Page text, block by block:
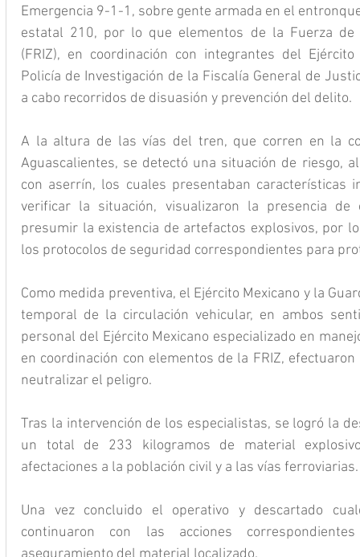
Emergencia 9-1-1, sobre gente armada en el
estatal 210, por lo que elementos de la Fuerza de
(FRIZ), en coordinación con integrantes del
Policía de Investigación de la Fiscalía General de
a cabo recorridos de disuasión y prevención del delito.
A la altura de las vías del tren, que corren en la
Aguascalientes, se detectó una situación de riesgo,
con aserrín, los cuales presentaban características
verificar la situación, visualizaron la presencia
presumir la existencia de artefactos explosivos, por
los protocolos de seguridad correspondientes para
Como medida preventiva, el Ejército Mexicano y la
temporal de la circulación vehicular, en ambos
personal del Ejército Mexicano especializado en
en coordinación con elementos de la FRIZ,
neutralizar el peligro.
Tras la intervención de los especialistas, se logró la
un total de 233 kilogramos de material
afectaciones a la población civil y a las vías ferroviarias.
Una vez concluido el operativo y descartado
continuaron con las acciones